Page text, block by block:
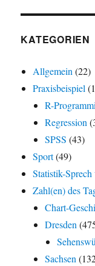
KATEGORIEN
Allgemein (22)
Praxisbeispiel
R-
Regression
SPSS (43)
Sport(49)
Statistik-
Zahl(en) des
Chart-
Dresden
Sachsen